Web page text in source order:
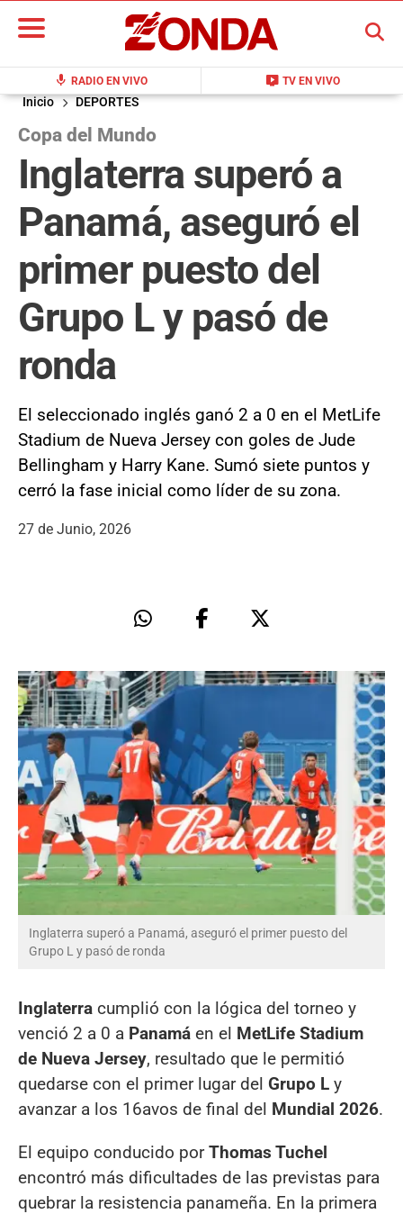
mic RADIO EN VIVO live_tv TV EN VIVO
BUSCAR
Inicio DEPORTES
Copa del Mundo
Inglaterra superó a
Panamá, aseguró el
primer puesto del
Grupo L y pasó de
ronda
El seleccionado inglés ganó 2 a 0 en el MetLife
Stadium de Nueva Jersey con goles de Jude
Bellingham y Harry Kane. Sumó siete puntos y
cerró la fase inicial como líder de su zona.
27 de Junio, 2026
Inglaterra superó a Panamá, aseguró el primer puesto del
Grupo L y pasó de ronda
Inglaterra cumplió con la lógica del torneo y
venció 2 a 0 a Panamá en el MetLife Stadium
de Nueva Jersey, resultado que le permitió
quedarse con el primer lugar del Grupo L y
avanzar a los 16avos de final del Mundial 2026.
El equipo conducido porThomas Tuchel
encontró más dificultades de las previstas para
quebrar la resistencia panameña. En la primera